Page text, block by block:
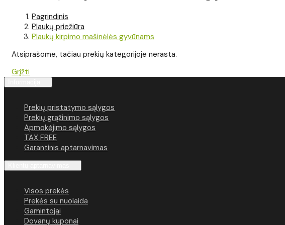
Pagrindinis
Plaukų priežiūra
Plaukų kirpimo mašinėlės gyvūnams
Atsiprašome, tačiau prekių kategorijoje nerasta.
Grįžti
Prekių pristatymo sąlygos
Prekių grąžinimo sąlygos
Apmokėjimo sąlygos
TAX FREE
Garantinis aptarnavimas
Visos prekės
Prekės su nuolaida
Gamintojai
Dovanų kuponai